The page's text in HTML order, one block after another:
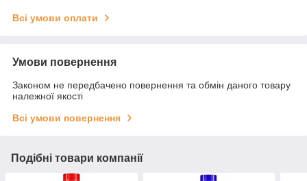
Всі умови оплати
Умови повернення
Законом не передбачено повернення та обмін даного товару
належної якості
Всі умови повернення
Подібні товари компанії